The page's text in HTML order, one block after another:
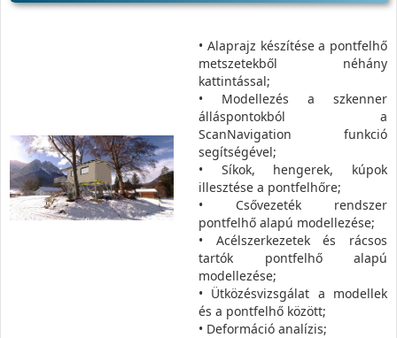
• Alaprajz készítése a pontfelhő
metszetekből néhány
kattintással;
• Modellezés a szkenner
álláspontokból a
ScanNavigation funkció
segítségével;
• Síkok, hengerek, kúpok
illesztése a pontfelhőre;
• Csővezeték rendszer
pontfelhő alapú modellezése;
• Acélszerkezetek és rácsos
tartók pontfelhő alapú
modellezése;
• Ütközésvizsgálat a modellek
és a pontfelhő között;
• Deformáció analízis;